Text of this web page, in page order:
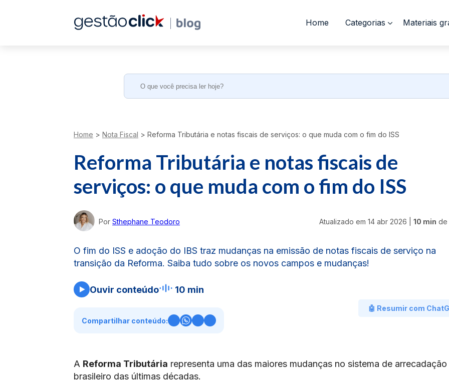
Home Categorias Materiais
Search
Home > Nota Fiscal > Reforma Tributária e notas fiscais de serviços: o que muda com o fim do ISS
Reforma Tributária e notas fiscais de
serviços: o que muda com o fim do ISS
Por Sthephane Teodoro Atualizado em 14 abr 2026 10 min de
O fim do ISS e adoção do IBS traz mudanças na emissão de notas fiscais de serviço na
transição da Reforma. Saiba tudo sobre os novos campos e mudanças!
Ouvir conteúdo 10 min
🤖 Resumir com
Compartilhar conteúdo:
A Reforma Tributária representa uma das maiores mudanças no sistema de arrecadação
brasileiro das últimas décadas.